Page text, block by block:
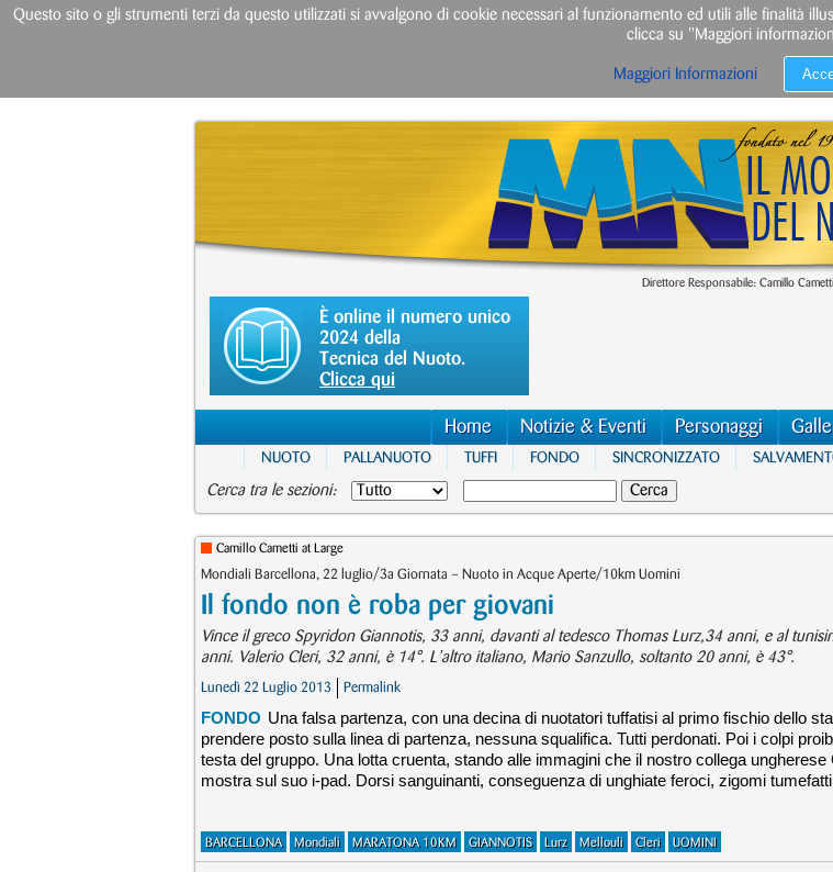
Direttore Responsabile: Camillo Cametti
È online il numero unico
2024 della
Tecnica del Nuoto.
Clicca qui
Home Notizie & Eventi Personaggi
NUOTO PALLANUOTO TUFFI FONDO SINCRONIZZATO
Cerca tra le sezioni:
Camillo Cametti at Large
Mondiali Barcellona, 22 luglio/3a Giornata – Nuoto in Acque Aperte/10km Uomini
Il fondo non è roba per giovani
Vince il greco Spyridon Giannotis, 33 anni, davanti al tedesco Thomas Lurz,34 anni, e al
anni. Valerio Cleri, 32 anni, è 14°. L’altro italiano, Mario Sanzullo, soltanto 20 anni, è 43°.
Lunedì 22 Luglio 2013 Permalink
FONDO Una falsa partenza, con una decina di nuotatori tuffatisi al primo fischio dello
prendere posto sulla linea di partenza, nessuna squalifica. Tutti perdonati. Poi i colpi
testa del gruppo. Una lotta cruenta, stando alle immagini che il nostro collega
mostra sul suo i-pad. Dorsi sanguinanti, conseguenza di unghiate feroci, zigomi
BARCELLONA Mondiali MARATONA 10KM GIANNOTIS Lurz Mellouli Cleri UOMINI
Questo sito o gli strumenti terzi da questo utilizzati si avvalgono di cookie necessari al funzionamento ed utili alle finalità
clicca su "Maggiori
Maggiori Informazioni